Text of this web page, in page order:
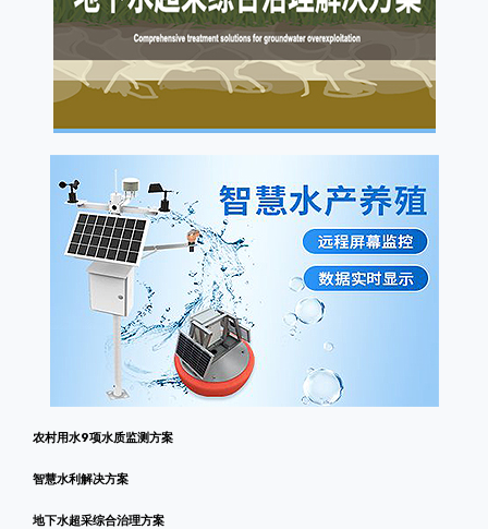
农村用水9项水质监测方案
智慧水利解决方案
地下水超采综合治理方案